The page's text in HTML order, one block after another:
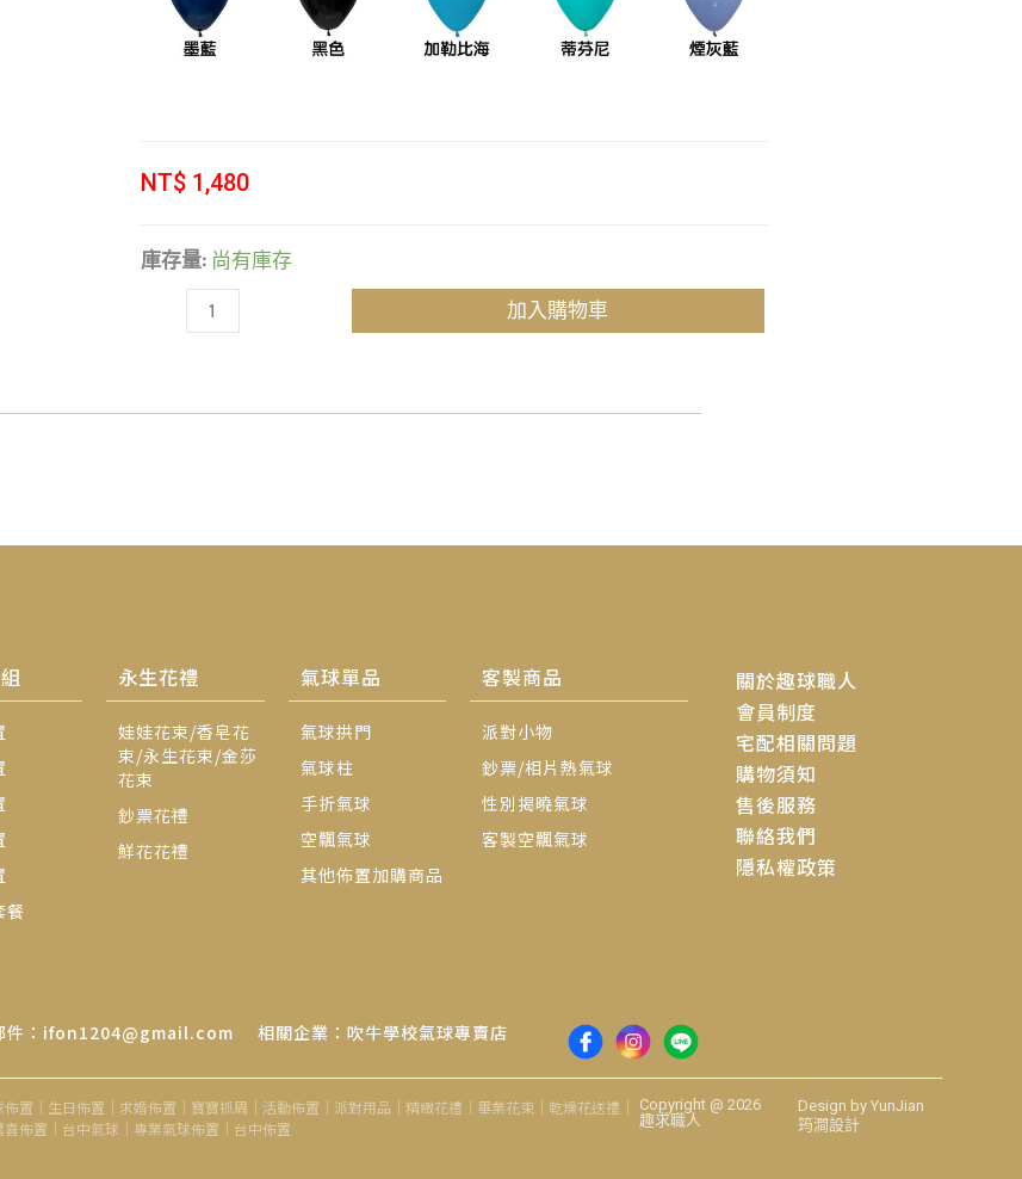
NT$1,480
庫存量: 尚有庫存
BF-
加入購物車
餐
永生花禮
娃娃花束/香皂花
束/永生花束/金莎
花束
鈔票花禮
鮮花花禮
氣球單品
氣球拱門
氣球柱
手折氣球
空飄氣球
其他佈置加購商品
客製商品
派對小物
鈔票/相片熱氣球
性別揭曉氣球
客製空飄氣球
關於趣球職人
會員制度
宅配相關問題
購物須知
售後服務
聯絡我們
隱私權政策
件：ifon1204@gmail.com 相關企業：吹牛學校氣球專賣店
置｜生日佈置｜求婚佈置｜寶寶抓周｜活動佈置｜派對用品｜精緻花禮｜畢業花束｜乾燥花送禮｜
佈置｜台中氣球｜專業氣球佈置｜台中佈置
Copyright @ 2026
趣求職人
Design by YunJian
筠澗設計